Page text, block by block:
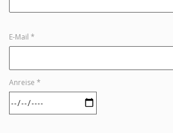
E-Mail *
Anreise *